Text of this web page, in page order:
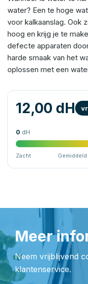
water? Een te hoge
voor kalkaanslag. Ook
hoog en krijg je te
defecte apparaten
harde smaak van het
oplossen met een
12,00 dH
0 dH
Zacht Gemiddeld
Meer
Neem vrijblijvend
klantenservice.